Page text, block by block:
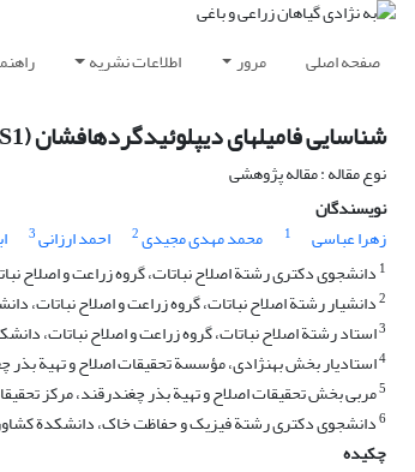
صفحه اصلی مرور اطلاعات نشریه
شناسایی فامیل‏های دیپلوئیدگرده‏افشان (S1) برای اصلاح هیبرید‏های متحمل به شوری در چغندرقند
نوع مقاله : مقاله پژوهشی
نویسندگان
زهرا عباسی
1 محمد مهدی مجیدی2 احمد ارزانی3
1دانشجوی دکتری رشتة اصلاح نباتات، گروه زراعت و اصلاح
2دانشیار رشتة اصلاح نباتات، گروه زراعت و اصلاح نباتات،
3استاد رشتة اصلاح نباتات، گروه زراعت و اصلاح نباتات،
4استادیار بخش به‏نژادی، مؤسسة تحقیقات اصلاح و تهیة بذر
5مربی بخش تحقیقات اصلاح و تهیة بذر چغندرقند، مرکز
6دانشجوی دکتری رشتة فیزیک و حفاظت خاک، دانشکدة
چکیده